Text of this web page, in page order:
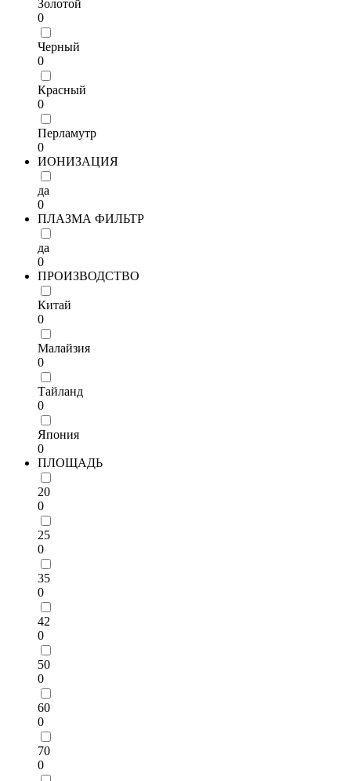
Золотой
0
Черный
0
Красный
0
Перламутр
0
ИОНИЗАЦИЯ
да
0
ПЛАЗМА ФИЛЬТР
да
0
ПРОИЗВОДСТВО
Китай
0
Малайзия
0
Тайланд
0
Япония
0
ПЛОЩАДЬ
20
0
25
0
35
0
42
0
50
0
60
0
70
0